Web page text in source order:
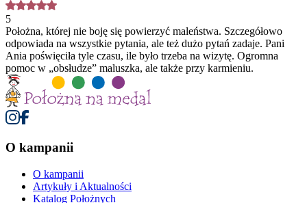
5
Położna, której nie boję się powierzyć maleństwa. Szczegółowo
odpowiada na wszystkie pytania, ale też dużo pytań zadaje. Pani
Ania poświęciła tyle czasu, ile było trzeba na wizytę. Ogromna
pomoc w „obsłudze” maluszka, ale także przy karmieniu.
O kampanii
O kampanii
Artykuły i Aktualności
Katalog Położnych